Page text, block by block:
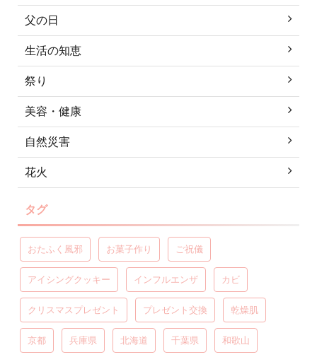
父の日
生活の知恵
祭り
美容・健康
自然災害
花火
タグ
おたふく風邪 お菓子作り ご祝儀
アイシングクッキー インフルエンザ カビ
クリスマスプレゼント プレゼント交換 乾燥肌
京都 兵庫県 北海道 千葉県 和歌山